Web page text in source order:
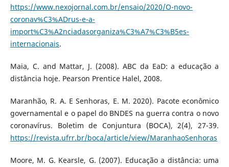
https://www.nexojornal.com.br/ensaio/2020/O-novo-
coronav%C3%ADrus-e-a-
import%C3%A2nciadasorganiza%C3%A7%C3%B5es-
internacionais.
Maia, C. and Mattar, J. (2008). ABC da EaD: a educação a
distância hoje. Pearson Prentice Halel, 2008.
Maranhão, R. A. E Senhoras, E. M. 2020). Pacote econômico
governamental e o papel do BNDES na guerra contra o novo
coronavírus. Boletim de Conjuntura (BOCA), 2(4), 27-39.
https://revista.ufrr.br/boca/article/view/MaranhaoSenhoras
Moore, M. G. Kearsle, G. (2007). Educação a distância: uma